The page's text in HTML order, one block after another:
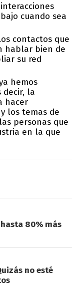
cuando sea
contactos que
hablar bien de
su red
hemos
decir, la
hacer
los temas de
personas que
en la que
80% más
no esté